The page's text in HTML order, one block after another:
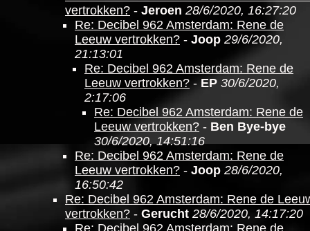
vertrokken? - Jeroen 28/6/2020, 16:27:20
Re: Decibel 962 Amsterdam: Rene de
Leeuw vertrokken? - Joop 29/6/2020,
21:13:01
Re: Decibel 962 Amsterdam: Rene de
Leeuw vertrokken? - EP 30/6/2020,
2:17:06
Re: Decibel 962 Amsterdam: Rene de
Leeuw vertrokken? - Ben Bye-bye
30/6/2020, 14:51:16
Re: Decibel 962 Amsterdam: Rene de
Leeuw vertrokken? - Joop 28/6/2020,
16:50:42
Re: Decibel 962 Amsterdam: Rene de
vertrokken? - Gerucht 28/6/2020, 14:17:20
Re: Decibel 962 Amsterdam: Rene de